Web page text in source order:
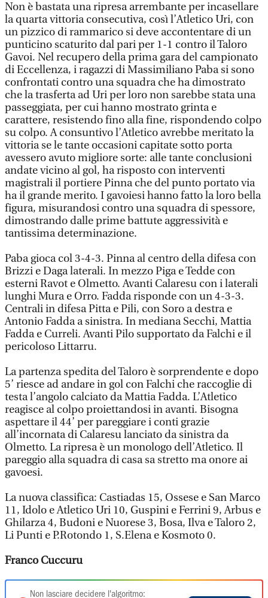
Non è bastata una ripresa arrembante per incasellare
la quarta vittoria consecutiva, così l’Atletico Uri, con
un pizzico di rammarico si deve accontentare di un
punticino scaturito dal pari per 1-1 contro il Taloro
Gavoi. Nel recupero della prima gara del campionato
di Eccellenza, i ragazzi di Massimiliano Paba si sono
confrontati contro una squadra che ha dimostrato
che la trasferta ad Uri per loro non sarebbe stata una
passeggiata, per cui hanno mostrato grinta e
carattere, resistendo fino alla fine, rispondendo colpo
su colpo. A consuntivo l’Atletico avrebbe meritato la
vittoria se le tante occasioni capitate sotto porta
avessero avuto migliore sorte: alle tante conclusioni
andate vicino al gol, ha risposto con interventi
magistrali il portiere Pinna che del punto portato via
ha il grande merito. I gavoiesi hanno fatto la loro bella
figura, misurandosi contro una squadra di spessore,
dimostrando dalle prime battute aggressività e
tantissima determinazione.
Paba gioca col 3-4-3. Pinna al centro della difesa con
Brizzi e Daga laterali. In mezzo Piga e Tedde con
esterni Ravot e Olmetto. Avanti Calaresu con i laterali
lunghi Mura e Orro. Fadda risponde con un 4-3-3.
Centrali in difesa Pitta e Pili, con Soro a destra e
Antonio Fadda a sinistra. In mediana Secchi, Mattia
Fadda e Curreli. Avanti Pilo supportato da Falchi e il
pericoloso Littarru.
La partenza spedita del Taloro è sorprendente e dopo
5’ riesce ad andare in gol con Falchi che raccoglie di
testa l’angolo calciato da Mattia Fadda. L’Atletico
reagisce al colpo proiettandosi in avanti. Bisogna
aspettare il 44’ per pareggiare i conti grazie
all’incornata di Calaresu lanciato da sinistra da
Olmetto. La ripresa è un monologo dell’Atletico. Il
pareggio alla squadra di casa sa stretto ma onore ai
gavoesi.
La nuova classifica: Castiadas 15, Ossese e San Marco
11, Idolo e Atletico Uri 10, Guspini e Ferrini 9, Arbus e
Ghilarza 4, Budoni e Nuorese 3, Bosa, Ilva e Taloro 2,
Li Punti e P.Rotondo 1, S.Elena e Kosmoto 0.
Franco Cuccuru
Non lasciare decidere l'algoritmo: